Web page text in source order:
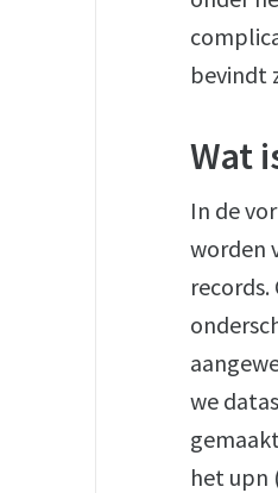
bevindt
Wat
In de
worden
we
het upn